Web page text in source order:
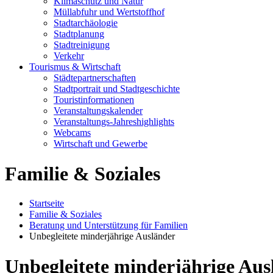
Müllabfuhr und Wertstoffhof
Stadtarchäologie
Stadtplanung
Stadtreinigung
Verkehr
Tourismus & Wirtschaft
Städtepartnerschaften
Stadtportrait und Stadtgeschichte
Touristinformationen
Veranstaltungskalender
Veranstaltungs-Jahreshighlights
Webcams
Wirtschaft und Gewerbe
Familie & Soziales
Startseite
Familie & Soziales
Beratung und Unterstützung für Familien
Unbegleitete minderjährige Ausländer
Unbegleitete minderjährige